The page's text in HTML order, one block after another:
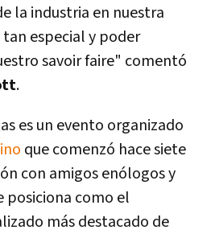
la industria en nuestra
tan especial y poder
savoir faire" comentó
.
es un evento organizado
que comenzó hace siete
con amigos enólogos y
posiciona como el
más destacado de